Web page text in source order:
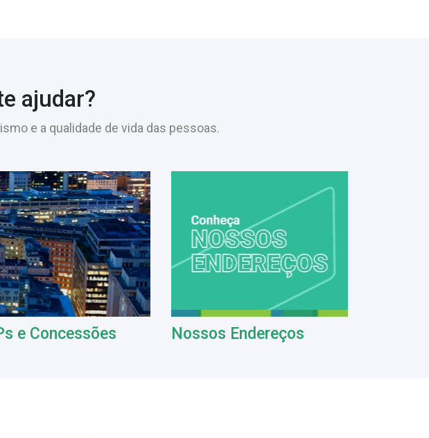
ajudar?
e a qualidade de vida das pessoas.
e Concessões Nossos Endereços